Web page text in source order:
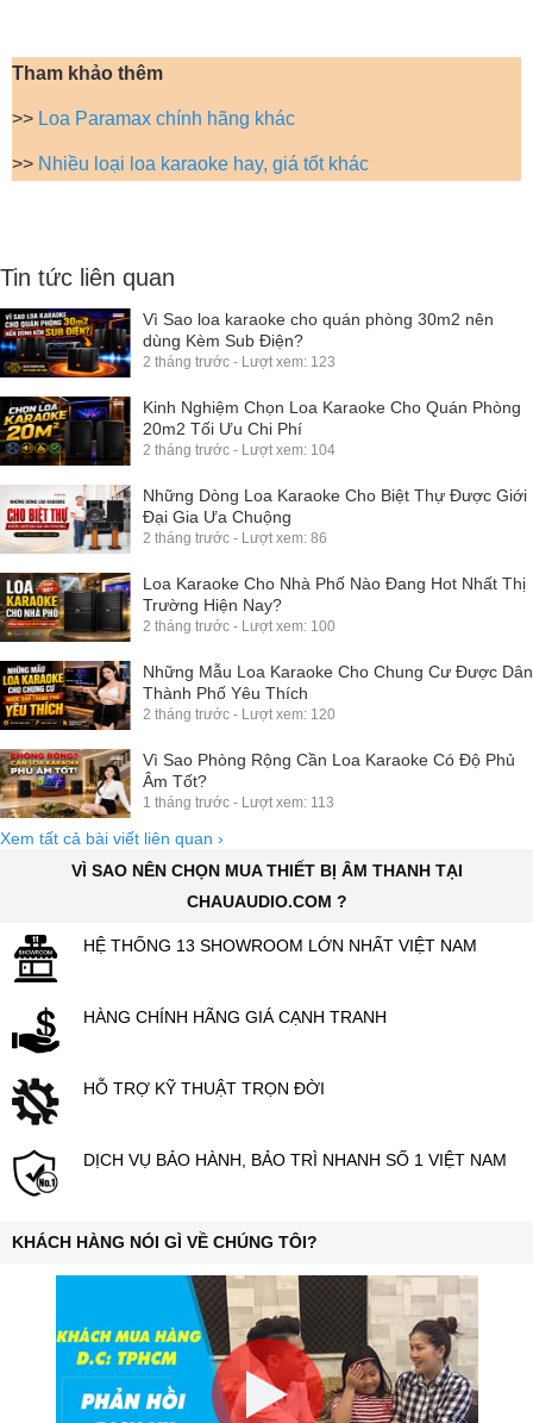
Tham khảo thêm
>> Loa Paramax chính hãng khác
>> Nhiều loại loa karaoke hay, giá tốt khác
Tin tức liên quan
Vì Sao loa karaoke cho quán phòng 30m2 nên
dùng Kèm Sub Điện?
2 tháng trước - Lượt xem: 123
Kinh Nghiệm Chọn Loa Karaoke Cho Quán Phòng
20m2 Tối Ưu Chi Phí
2 tháng trước - Lượt xem: 104
Những Dòng Loa Karaoke Cho Biệt Thự Được Giới
Đại Gia Ưa Chuộng
2 tháng trước - Lượt xem: 86
Loa Karaoke Cho Nhà Phố Nào Đang Hot Nhất Thị
Trường Hiện Nay?
2 tháng trước - Lượt xem: 100
Những Mẫu Loa Karaoke Cho Chung Cư Được Dân
Thành Phố Yêu Thích
2 tháng trước - Lượt xem: 120
Vì Sao Phòng Rộng Cần Loa Karaoke Có Độ Phủ
Âm Tốt?
1 tháng trước - Lượt xem: 113
Xem tất cả bài viết liên quan ›
VÌ SAO NÊN CHỌN MUA THIẾT BỊ ÂM THANH TẠI
CHAUAUDIO.COM ?
HỆ THỐNG 13 SHOWROOM LỚN NHẤT VIỆT NAM
HÀNG CHÍNH HÃNG GIÁ CẠNH TRANH
HỖ TRỢ KỸ THUẬT TRỌN ĐỜI
DỊCH VỤ BẢO HÀNH, BẢO TRÌ NHANH SỐ 1 VIỆT NAM
KHÁCH HÀNG NÓI GÌ VỀ CHÚNG TÔI?